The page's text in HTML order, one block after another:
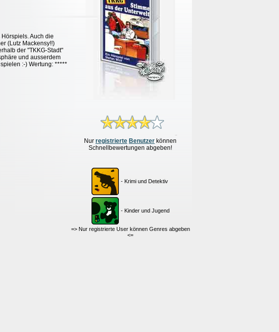
Nur registrierte Benutzer können
Schnellbewertungen abgeben!
- Krimi und Detektiv
- Kinder und Jugend
=> Nur registrierte User können Genres abgeben
<=
Auch die
(Lutz Mackensy!!)
der "TKKG-Stadt"
und ausserdem
:-) Wertung: *****